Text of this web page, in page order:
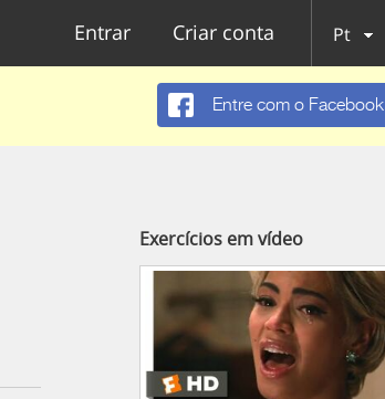
Entrar Criar conta Pt
Entre com o Facebook
Exercícios em vídeo